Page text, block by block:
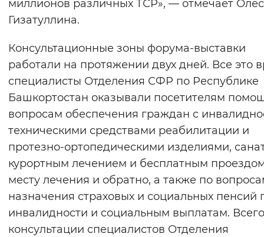
миллионов различных ТСР», — отмечает
Гизатуллина.
Консультационные зоны форума-выставки
работали на протяжении двух дней. Все это
специалисты Отделения СФР по Республике
Башкортостан оказывали посетителям
вопросам обеспечения граждан с
техническими средствами реабилитации и
протезно-ортопедическими изделиями,
курортным лечением и бесплатным
месту лечения и обратно, а также по
назначения страховых и социальных пенсий
инвалидности и социальным выплатам. Всего
консультации специалистов Отделения